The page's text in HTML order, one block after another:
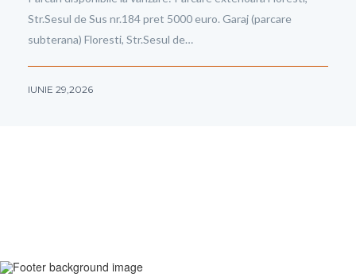
Str.Sesul de Sus nr.184 pret 5000 euro. Garaj (parcare
subterana) Floresti, Str.Sesul de…
IUNIE 29,2026